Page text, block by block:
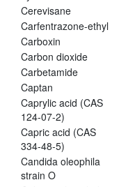
Cerevisane
Carfentrazone-ethyl
Carboxin
Carbon dioxide
Carbetamide
Captan
Caprylic acid (CAS
124-07-2)
Capric acid (CAS
334-48-5)
Candida oleophila
strain O